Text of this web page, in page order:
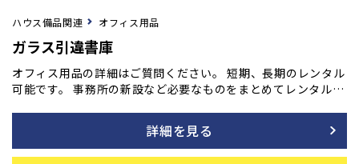
ハウス備品関連 オフィス用品
ガラス引違書庫
オフィス用品の詳細はご質問ください。 短期、長期のレンタル
可能です。 事務所の新設など必要なものをまとめてレンタル
詳細を見る